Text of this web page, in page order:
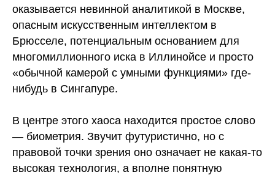
оказывается невинной аналитикой в Москве,
опасным искусственным интеллектом в
Брюсселе, потенциальным основанием для
многомиллионного иска в Иллинойсе и просто
«обычной камерой с умными функциями» где-
нибудь в Сингапуре.
В центре этого хаоса находится простое слово
— биометрия. Звучит футуристично, но с
правовой точки зрения оно означает не какая-то
высокая технология, а вполне понятную